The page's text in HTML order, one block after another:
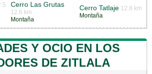
Cerro Las Grutas
12.6 km
Montaña
Cerro Tatlaje 12.8 km
Montaña
Y OCIO EN LOS
DE ZITLALA